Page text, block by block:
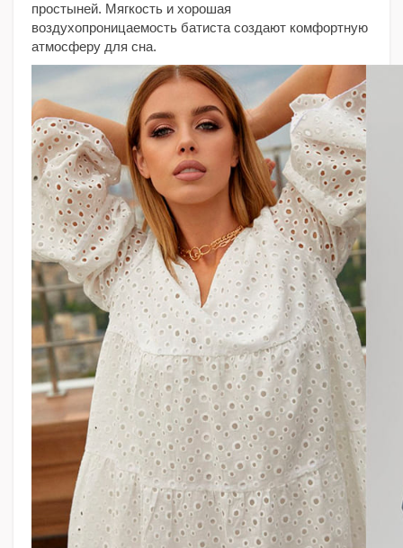
простыней. Мягкость и хорошая
воздухопроницаемость батиста создают комфортную
атмосферу для сна.